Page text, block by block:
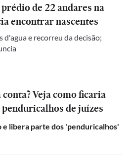
de 22 andares na
encontrar nascentes
e recorreu da decisão;
Veja como ficaria
de juízes
e libera parte dos 'penduricalhos'